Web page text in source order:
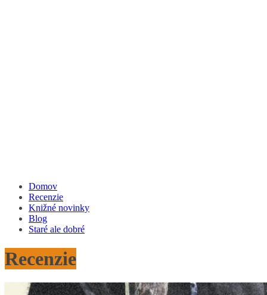
Domov
Recenzie
Knižné novinky
Blog
Staré ale dobré
Recenzie